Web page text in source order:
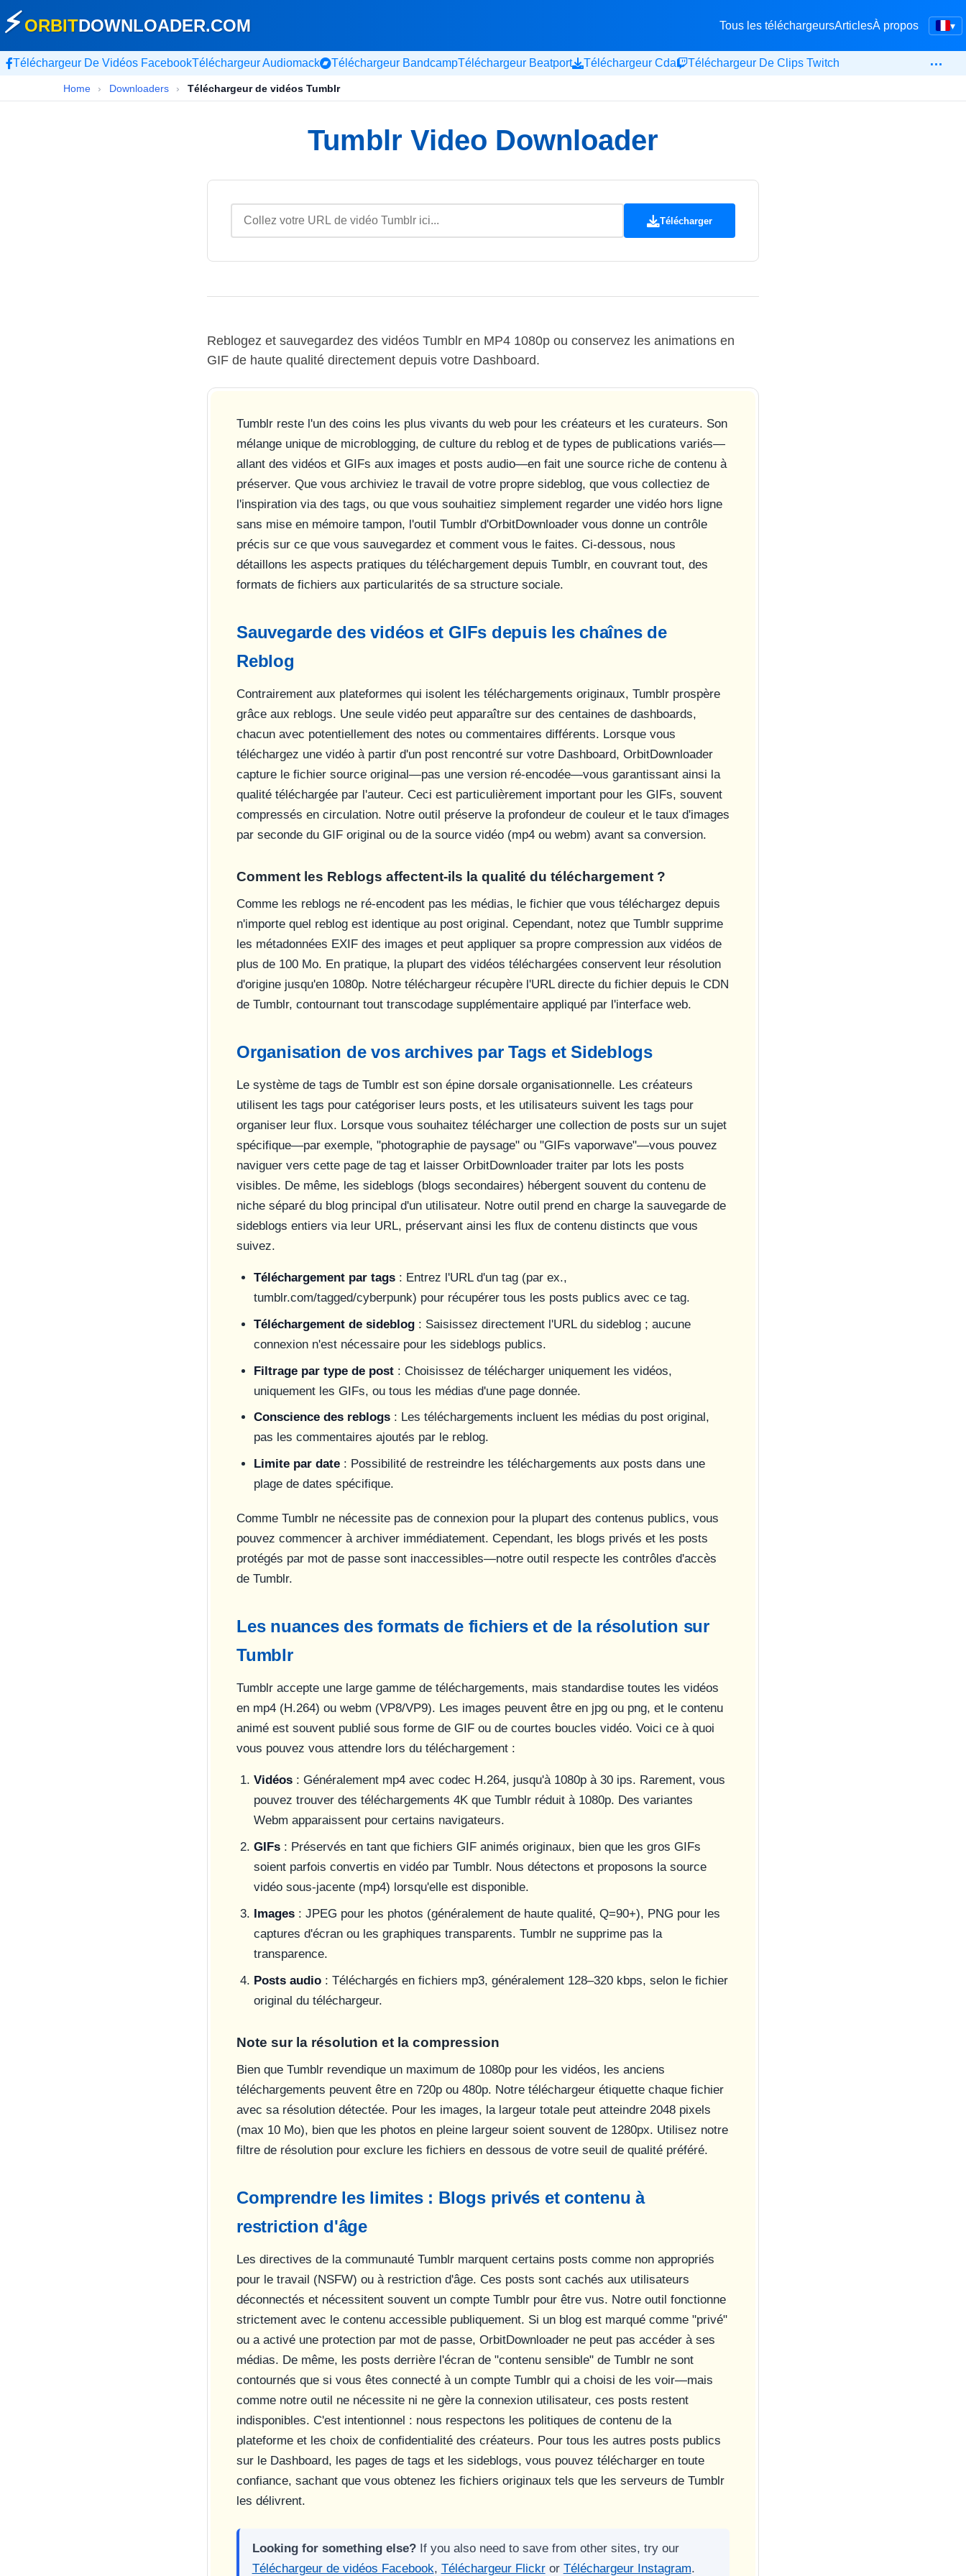
▾
⚡ORBITDOWNLOADER.COM Tous les téléchargeursArticlesÀ propos
Téléchargeur De Vidéos FacebookTéléchargeur Audiomack Téléchargeur BandcampTéléchargeur Beatport Téléchargeur Cda Téléchargeur De Clips Twitch …
Home › Downloaders › Téléchargeur de vidéos Tumblr
Tumblr Video Downloader
Télécharger
Reblogez et sauvegardez des vidéos Tumblr en MP4 1080p ou conservez les animations en
GIF de haute qualité directement depuis votre Dashboard.
Tumblr reste l'un des coins les plus vivants du web pour les créateurs et les curateurs. Son
mélange unique de microblogging, de culture du reblog et de types de publications variés—
allant des vidéos et GIFs aux images et posts audio—en fait une source riche de contenu à
préserver. Que vous archiviez le travail de votre propre sideblog, que vous collectiez de
l'inspiration via des tags, ou que vous souhaitiez simplement regarder une vidéo hors ligne
sans mise en mémoire tampon, l'outil Tumblr d'OrbitDownloader vous donne un contrôle
précis sur ce que vous sauvegardez et comment vous le faites. Ci-dessous, nous
détaillons les aspects pratiques du téléchargement depuis Tumblr, en couvrant tout, des
formats de fichiers aux particularités de sa structure sociale.
Sauvegarde des vidéos et GIFs depuis les chaînes de
Reblog
Contrairement aux plateformes qui isolent les téléchargements originaux, Tumblr prospère
grâce aux reblogs. Une seule vidéo peut apparaître sur des centaines de dashboards,
chacun avec potentiellement des notes ou commentaires différents. Lorsque vous
téléchargez une vidéo à partir d'un post rencontré sur votre Dashboard, OrbitDownloader
capture le fichier source original—pas une version ré-encodée—vous garantissant ainsi la
qualité téléchargée par l'auteur. Ceci est particulièrement important pour les GIFs, souvent
compressés en circulation. Notre outil préserve la profondeur de couleur et le taux d'images
par seconde du GIF original ou de la source vidéo (mp4 ou webm) avant sa conversion.
Comment les Reblogs affectent-ils la qualité du téléchargement ?
Comme les reblogs ne ré-encodent pas les médias, le fichier que vous téléchargez depuis
n'importe quel reblog est identique au post original. Cependant, notez que Tumblr supprime
les métadonnées EXIF des images et peut appliquer sa propre compression aux vidéos de
plus de 100 Mo. En pratique, la plupart des vidéos téléchargées conservent leur résolution
d'origine jusqu'en 1080p. Notre téléchargeur récupère l'URL directe du fichier depuis le CDN
de Tumblr, contournant tout transcodage supplémentaire appliqué par l'interface web.
Organisation de vos archives par Tags et Sideblogs
Le système de tags de Tumblr est son épine dorsale organisationnelle. Les créateurs
utilisent les tags pour catégoriser leurs posts, et les utilisateurs suivent les tags pour
organiser leur flux. Lorsque vous souhaitez télécharger une collection de posts sur un sujet
spécifique—par exemple, "photographie de paysage" ou "GIFs vaporwave"—vous pouvez
naviguer vers cette page de tag et laisser OrbitDownloader traiter par lots les posts
visibles. De même, les sideblogs (blogs secondaires) hébergent souvent du contenu de
niche séparé du blog principal d'un utilisateur. Notre outil prend en charge la sauvegarde de
sideblogs entiers via leur URL, préservant ainsi les flux de contenu distincts que vous
suivez.
Téléchargement par tags : Entrez l'URL d'un tag (par ex.,
tumblr.com/tagged/cyberpunk) pour récupérer tous les posts publics avec ce tag.
Téléchargement de sideblog : Saisissez directement l'URL du sideblog ; aucune
connexion n'est nécessaire pour les sideblogs publics.
Filtrage par type de post : Choisissez de télécharger uniquement les vidéos,
uniquement les GIFs, ou tous les médias d'une page donnée.
Conscience des reblogs : Les téléchargements incluent les médias du post original,
pas les commentaires ajoutés par le reblog.
Limite par date : Possibilité de restreindre les téléchargements aux posts dans une
plage de dates spécifique.
Comme Tumblr ne nécessite pas de connexion pour la plupart des contenus publics, vous
pouvez commencer à archiver immédiatement. Cependant, les blogs privés et les posts
protégés par mot de passe sont inaccessibles—notre outil respecte les contrôles d'accès
de Tumblr.
Les nuances des formats de fichiers et de la résolution sur
Tumblr
Tumblr accepte une large gamme de téléchargements, mais standardise toutes les vidéos
en mp4 (H.264) ou webm (VP8/VP9). Les images peuvent être en jpg ou png, et le contenu
animé est souvent publié sous forme de GIF ou de courtes boucles vidéo. Voici ce à quoi
vous pouvez vous attendre lors du téléchargement :
Vidéos : Généralement mp4 avec codec H.264, jusqu'à 1080p à 30 ips. Rarement, vous
pouvez trouver des téléchargements 4K que Tumblr réduit à 1080p. Des variantes
Webm apparaissent pour certains navigateurs.
GIFs : Préservés en tant que fichiers GIF animés originaux, bien que les gros GIFs
soient parfois convertis en vidéo par Tumblr. Nous détectons et proposons la source
vidéo sous-jacente (mp4) lorsqu'elle est disponible.
Images : JPEG pour les photos (généralement de haute qualité, Q=90+), PNG pour les
captures d'écran ou les graphiques transparents. Tumblr ne supprime pas la
transparence.
Posts audio : Téléchargés en fichiers mp3, généralement 128–320 kbps, selon le fichier
original du téléchargeur.
Note sur la résolution et la compression
Bien que Tumblr revendique un maximum de 1080p pour les vidéos, les anciens
téléchargements peuvent être en 720p ou 480p. Notre téléchargeur étiquette chaque fichier
avec sa résolution détectée. Pour les images, la largeur totale peut atteindre 2048 pixels
(max 10 Mo), bien que les photos en pleine largeur soient souvent de 1280px. Utilisez notre
filtre de résolution pour exclure les fichiers en dessous de votre seuil de qualité préféré.
Comprendre les limites : Blogs privés et contenu à
restriction d'âge
Les directives de la communauté Tumblr marquent certains posts comme non appropriés
pour le travail (NSFW) ou à restriction d'âge. Ces posts sont cachés aux utilisateurs
déconnectés et nécessitent souvent un compte Tumblr pour être vus. Notre outil fonctionne
strictement avec le contenu accessible publiquement. Si un blog est marqué comme "privé"
ou a activé une protection par mot de passe, OrbitDownloader ne peut pas accéder à ses
médias. De même, les posts derrière l'écran de "contenu sensible" de Tumblr ne sont
contournés que si vous êtes connecté à un compte Tumblr qui a choisi de les voir—mais
comme notre outil ne nécessite ni ne gère la connexion utilisateur, ces posts restent
indisponibles. C'est intentionnel : nous respectons les politiques de contenu de la
plateforme et les choix de confidentialité des créateurs. Pour tous les autres posts publics
sur le Dashboard, les pages de tags et les sideblogs, vous pouvez télécharger en toute
confiance, sachant que vous obtenez les fichiers originaux tels que les serveurs de Tumblr
les délivrent.
Looking for something else?If you also need to save from other sites, try our
Téléchargeur de vidéos Facebook, Téléchargeur Flickror Téléchargeur Instagram.